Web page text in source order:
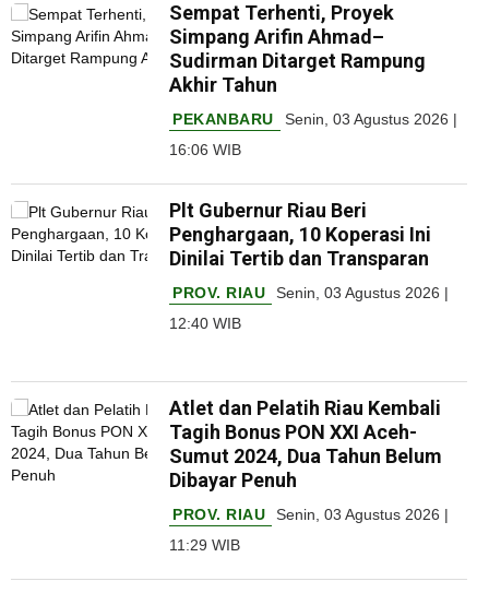
Sempat Terhenti, Proyek
Simpang Arifin Ahmad–
Sudirman Ditarget Rampung
Akhir Tahun
PEKANBARU
Senin, 03 Agustus 2026 |
16:06 WIB
Plt Gubernur Riau Beri
Penghargaan, 10 Koperasi Ini
Dinilai Tertib dan Transparan
PROV. RIAU
Senin, 03 Agustus 2026 |
12:40 WIB
Atlet dan Pelatih Riau Kembali
Tagih Bonus PON XXI Aceh-
Sumut 2024, Dua Tahun Belum
Dibayar Penuh
PROV. RIAU
Senin, 03 Agustus 2026 |
11:29 WIB